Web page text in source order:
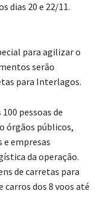
dias 20 e 22/11.
para agilizar o
serão
para Interlagos.
pessoas de
órgãos públicos,
e empresas
da operação.
de carretas para
dos 8 voos até